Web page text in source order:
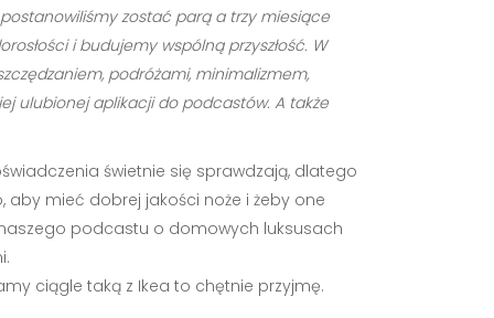
zostać parą a trzy miesiące
i budujemy wspólną przyszłość. W
podróżami, minimalizmem,
ulubionej aplikacji do podcastów. A także
świetnie się sprawdzają, dlatego
aby mieć dobrej jakości noże i żeby one
podcastu o domowych luksusach
ciągle taką z Ikea to chętnie przyjmę.